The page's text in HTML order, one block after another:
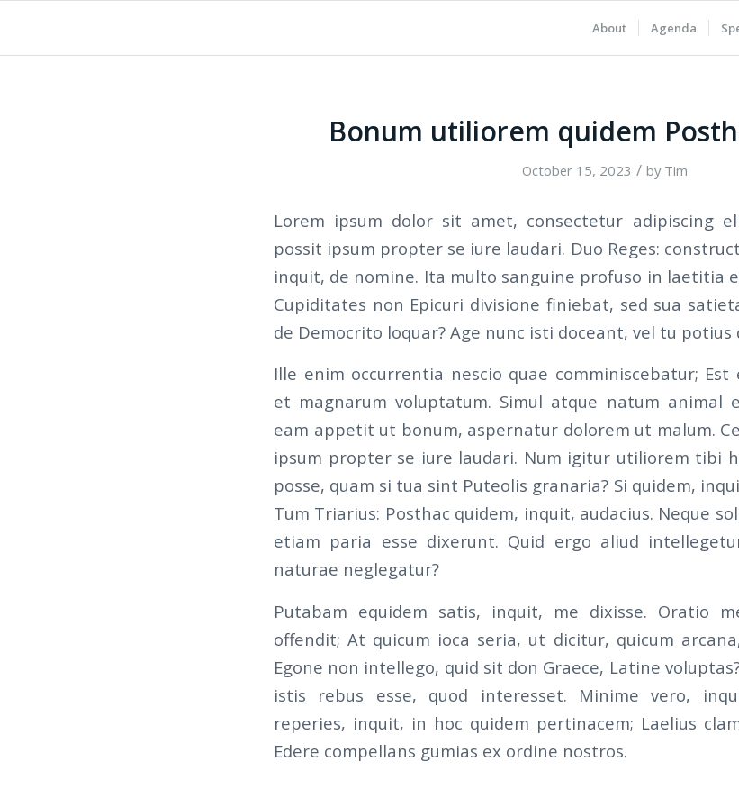
About Agenda
Bonum utiliorem quidem
October 15, 2023 / by Tim
Lorem ipsum dolor sit amet, consectetur adipiscing
possit ipsum propter se iure laudari. Duo Reges:
inquit, de nomine. Ita multo sanguine profuso in laetitia
Cupiditates non Epicuri divisione finiebat, sed sua
de Democrito loquar? Age nunc isti doceant, vel tu potius
Ille enim occurrentia nescio quae comminiscebatur;
et magnarum voluptatum. Simul atque natum animal
eam appetit ut bonum, aspernatur dolorem ut malum.
ipsum propter se iure laudari. Num igitur utiliorem tibi
posse, quam si tua sint Puteolis granaria? Si quidem,
Tum Triarius: Posthac quidem, inquit, audacius. Neque
etiam paria esse dixerunt. Quid ergo aliud
naturae neglegatur?
Putabam equidem satis, inquit, me dixisse. Oratio
offendit; At quicum ioca seria, ut dicitur, quicum
Egone non intellego, quid sit don Graece, Latine
istis rebus esse, quod interesset. Minime vero,
reperies, inquit, in hoc quidem pertinacem; Laelius
Edere compellans gumias ex ordine nostros.